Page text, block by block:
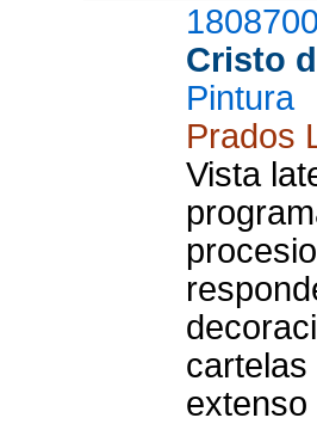
Cristo
Pintura
Prados
Vista
cartelas